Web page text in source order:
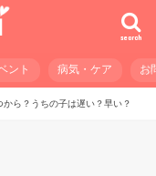
search
ント 病気・ケア お
ら？うちの子は遅い？早い？